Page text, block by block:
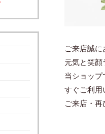
ご来店誠
元気と笑
当ショッ
すぐご利用
ご来店・